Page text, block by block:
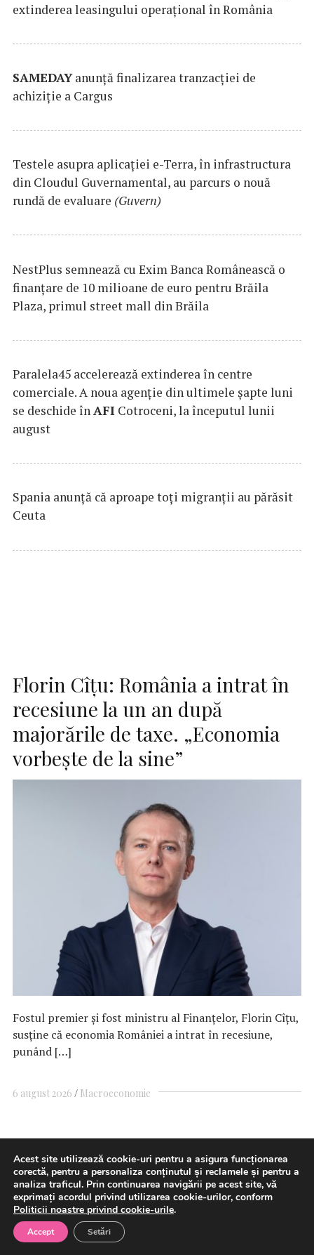
extinderea leasingului operațional în România
SAMEDAYanunță finalizarea tranzacției de
achiziție a Cargus
Testele asupra aplicaţiei e-Terra, în infrastructura
din Cloudul Guvernamental, au parcurs o nouă
rundă de evaluare (Guvern)
NestPlus semnează cu Exim Banca Românească o
finanțare de 10 milioane de euro pentru Brăila
Plaza, primul street mall din Brăila
Paralela45 accelerează extinderea în centre
comerciale. A noua agenție din ultimele șapte luni
se deschide înAFI Cotroceni, la începutul lunii
august
Spania anunţă că aproape toţi migranţii au părăsit
Ceuta
Florin Cîțu: România a intrat în
recesiune la un an după
majorările de taxe. „Economia
vorbește de la sine”
Fostul premier și fost ministru al Finanțelor, Florin Cîțu,
susține că economia României a intrat în recesiune,
punând […]
6 august 2026 Macroeconomie
Colegiul Național de Informatică
„Tudor Vianu” confirmă statutul
de centru de excelență STEM –
26 de medalii de aur la NEO
Acest site utilizează cookie-uri pentru a asigura funcționarea
corectă, pentru a personaliza conținutul și reclamele și pentru a
analiza traficul. Prin continuarea navigării pe acest site, vă
exprimați acordul privind utilizarea cookie-urilor, conform
Politicii noastre privind cookie-urile.
Accept Setări